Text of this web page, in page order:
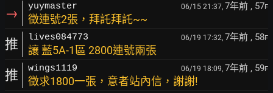
→ yuymaster 06/15 21:37, 7年前 , 57F
徵連號2張，拜託拜託~~
推 lives084773 06/19 17:32, 7年前 , 58F
讓 藍5A-1區 2800連號兩張
推 wings1119 06/19 18:09, 7年前 , 59F
徵求1800一張，意者站內信，謝謝!